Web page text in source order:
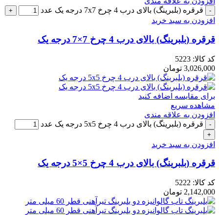
قرقره (بلبرینگ) بالای درب 4 چرخ 7x7 درجه یک عدد
افزودن به سبد خرید
قرقره (بلبرینگ) بالای درب 4 چرخ 7×7 درجه یک
کد کالا: 5223
3,026,000 تومان
برای مقایسه اضافه کنید
مشاهده سریع
افزودن به علاقه مندی
قرقره (بلبرینگ) بالای درب 4 چرخ 5x5 درجه یک عدد
افزودن به سبد خرید
قرقره (بلبرینگ) بالای درب 4 چرخ 5×5 درجه یک
کد کالا: 5222
2,142,000 تومان